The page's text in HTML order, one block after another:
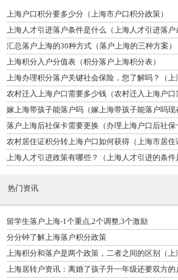
上海户口积分要多少分（上海市户口积分政策）
上海人才引进落户条件是什么（上海人才引进落户
汇总落户上海的30种方式（落户上海的三种方案）
上海积分入户分值表（积分落户上海积分表）
上海办理积分落户关键社会保险，您了解吗？（上
农村迁入上海户口需要多少钱（农村迁入上海户口
嫁上海带孩子能落户吗（嫁上海带孩子能落户吗现
落户上海后社保卡需要更换（办理上海户口后社保
农村居住证积分转上海户口如何获得（上海市居住
上海人才引进政策有哪些？（上海人才引进的条件
热门资讯
留学生落户上海-1个重点,2个调整,3个激励
分分钟了解上海落户积分政策
上海积分和落户是两个政策，二者之间的区别（
思）
上海居转户资讯：离婚了孩子升一年级还要双方的